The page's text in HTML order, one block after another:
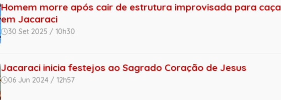
Homem morre após cair de estrutura improvisada para caça
em Jacaraci
30 Set 2025 / 10h30
Jacaraci inicia festejos ao Sagrado Coração de Jesus
06 Jun 2024 / 12h57